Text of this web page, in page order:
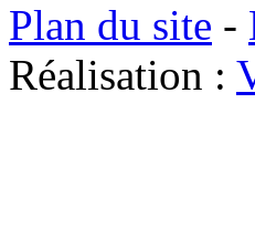
Plan du site -
Réalisation :